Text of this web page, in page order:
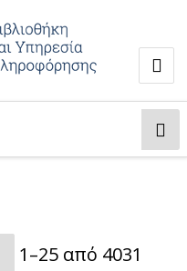
1–25 από 4031